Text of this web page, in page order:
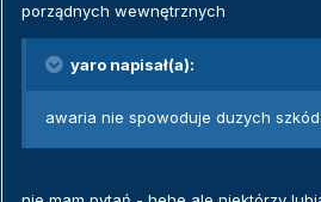
porządnych wewnętrznych
yaro napisał(a):
awaria nie spowoduje duzych